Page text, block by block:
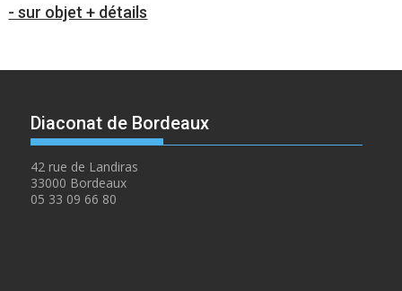
- sur objet + détails
Diaconat de Bordeaux
42 rue de Landiras
33000 Bordeaux
05 33 09 66 80